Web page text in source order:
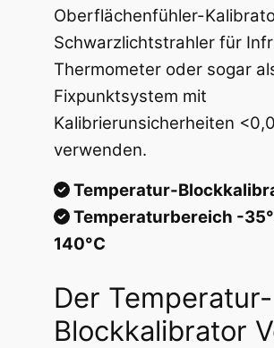
Oberflächenfühler-
Schwarzlichtstrahler für
Thermometer oder sogar
Fixpunktsystem mit
Kalibrierunsicherheiten
verwenden.
Temperatur-
Temperaturbereich -
140°C
Der Temperatur-
Blockkalibrator